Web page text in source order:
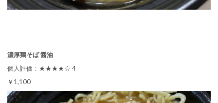
濃厚鶏そば 醤油
個人評価：★★★★☆ 4
￥1,100